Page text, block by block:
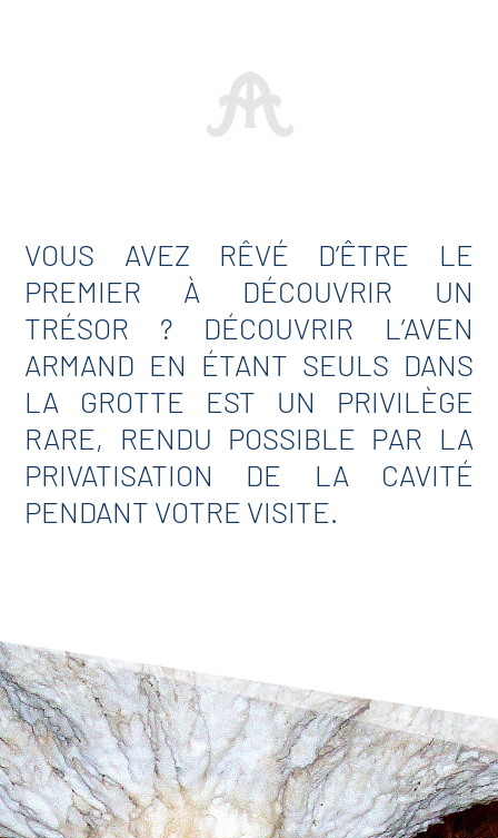
VOUS AVEZ RÊVÉ D’ÊTRE LE
PREMIER À DÉCOUVRIR UN
TRÉSOR ? DÉCOUVRIR L’AVEN
ARMAND EN ÉTANT SEULS DANS
LA GROTTE EST UN PRIVILÈGE
RARE, RENDU POSSIBLE PAR LA
PRIVATISATION DE LA CAVITÉ
PENDANT VOTRE VISITE.